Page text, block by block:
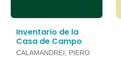
Inventario de la
Casa de Campo
CALAMANDREI, PIERO